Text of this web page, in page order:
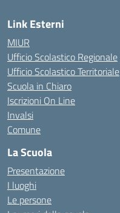
Link Esterni
MIUR
Ufficio Scolastico Regionale
Ufficio Scolastico Territoriale
Scuola in Chiaro
Iscrizioni On Line
Invalsi
Comune
La Scuola
Presentazione
I luoghi
Le persone